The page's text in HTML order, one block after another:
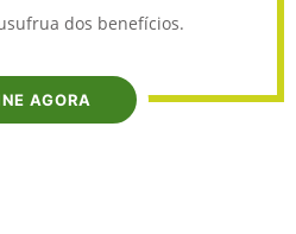
dos benefícios.
AGORA